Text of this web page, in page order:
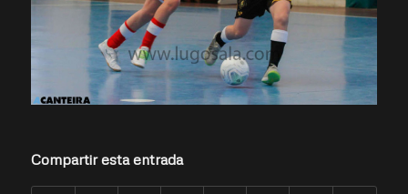
Compartir esta entrada